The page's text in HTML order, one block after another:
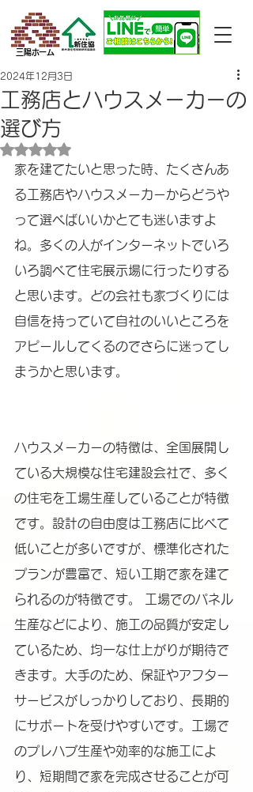
三陽ホーム
工務店とハウスメーカーの
選び方
2024年12月3日
5つ星のうちNaNと評価されています。
家を建てたいと思った時、たくさんあ
る工務店やハウスメーカーからどうや
って選べばいいかとても迷いますよ
ね。多くの人がインターネットでいろ
いろ調べて住宅展示場に行ったりする
と思います。どの会社も家づくりには
自信を持っていて自社のいいところを
アピールしてくるのでさらに迷ってし
まうかと思います。
ハウスメーカーの特徴は、全国展開し
ている大規模な住宅建設会社で、多く
の住宅を工場生産していることが特徴
です。設計の自由度は工務店に比べて
低いことが多いですが、標準化された
プランが豊富で、短い工期で家を建て
られるのが特徴です。 工場でのパネル
生産などにより、施工の品質が安定し
ているため、均一な仕上がりが期待で
きます。大手のため、保証やアフター
サービスがしっかりしており、長期的
にサポートを受けやすいです。工場で
のプレハブ生産や効率的な施工によ
り、短期間で家を完成させることが可